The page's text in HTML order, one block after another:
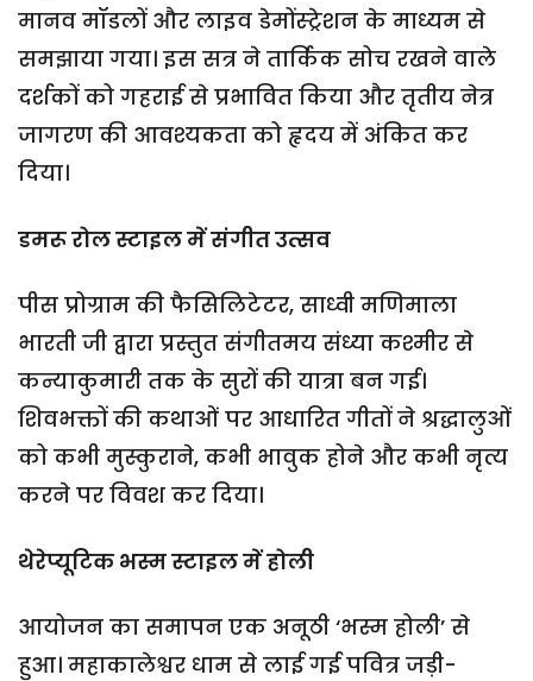
मानव मॉडलों और लाइव डेमोंस्ट्रेशन के माध्यम से
समझाया गया। इस सत्र ने तार्किक सोच रखने वाले
दर्शकों को गहराई से प्रभावित किया और तृतीय नेत्र
जागरण की आवश्यकता को हृदय में अंकित कर
दिया।
डमरू रोल स्टाइलमेंसंगीत उत्सव
पीस प्रोग्राम की फैसिलिटेटर, साध्वी मणिमाला
भारती जी द्वारा प्रस्तुत संगीतमय संध्या कश्मीर से
कन्याकुमारी तक के सुरों की यात्रा बन गई।
शिवभक्तों की कथाओं पर आधारित गीतों ने श्रद्धालुओं
को कभी मुस्कुराने, कभी भावुक होने और कभी नृत्य
करने पर विवश कर दिया।
थेरेप्यूटिक भस्मस्टाइल मेंहोली
आयोजन का समापन एक अनूठी ‘भस्म होली’ से
हुआ। महाकालेश्वर धाम से लाई गई पवित्र जड़ी-